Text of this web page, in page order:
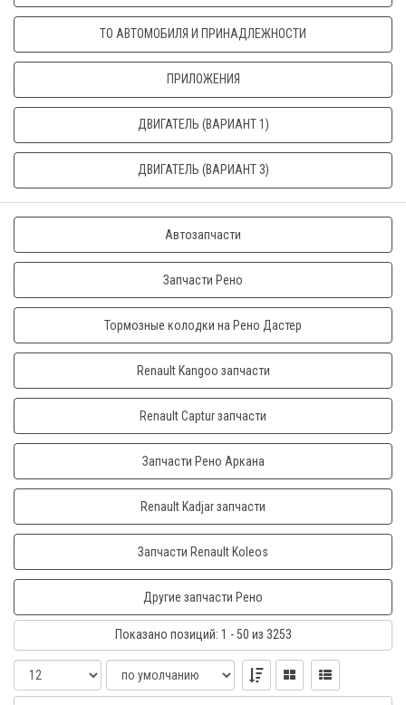
ТО АВТОМОБИЛЯ И ПРИНАДЛЕЖНОСТИ
ПРИЛОЖЕНИЯ
ДВИГАТЕЛЬ (ВАРИАНТ 1)
ДВИГАТЕЛЬ (ВАРИАНТ 3)
Автозапчасти
Запчасти Рено
Тормозные колодки на Рено Дастер
Renault Kangoo запчасти
Renault Captur запчасти
Запчасти Рено Аркана
Renault Kadjar запчасти
Запчасти Renault Koleos
Другие запчасти Рено
Показано позиций: 1 - 50 из 3253